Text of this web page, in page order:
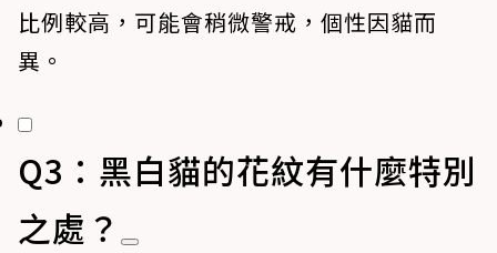
比例較高，可能會稍微警戒，個性因貓而
異。
Q3：黑白貓的花紋有什麼特別
之處？